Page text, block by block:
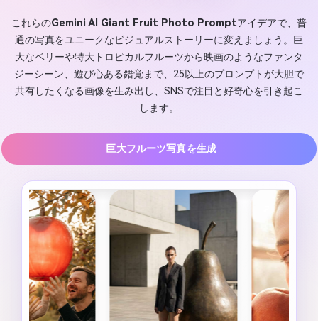
これらのGemini AI Giant Fruit Photo Promptアイデアで、普
通の写真をユニークなビジュアルストーリーに変えましょう。巨
大なベリーや特大トロピカルフルーツから映画のようなファンタ
ジーシーン、遊び心ある錯覚まで、25以上のプロンプトが大胆で
共有したくなる画像を生み出し、SNSで注目と好奇心を引き起こ
します。
巨大フルーツ写真を生成